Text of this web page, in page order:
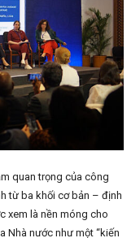
quan trọng của công
từ ba khối cơ bản – định
xem là nền móng cho
Nhà nước như một “kiến